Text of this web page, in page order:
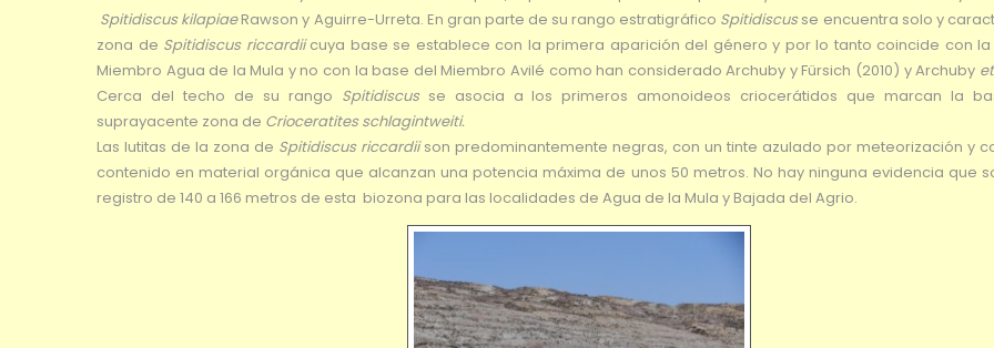
Spitidiscus kilapiaeRawson y Aguirre-Urreta. En gran parte de su rango estratigráfico Spitidiscusse encuentra solo y
zona de Spitidiscus riccardiicuya base se establece con la primera aparición del género y por lo tanto coincide con
Miembro Agua de la Mula y no con la base del Miembro Avilé como han considerado Archuby y Fürsich (2010) y Archuby
Cerca del techo de su rango Spitidiscusse asocia a los primeros amonoideos criocerátidos que marcan la
suprayacente zona de Crioceratites schlagintweiti.
Las lutitas de la zona de Spitidiscus riccardiison predominantemente negras, con un tinte azulado por meteorización y
contenido en material orgánica que alcanzan una potencia máxima de unos 50 metros. No hay ninguna evidencia que
registro de 140 a 166 metros de esta biozona para las localidades de Agua de la Mula y Bajada del Agrio.